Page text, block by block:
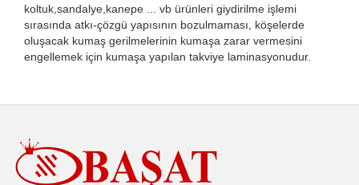
koltuk,sandalye,kanepe ... vb ürünleri giydirilme işlemi
sırasında atkı-çözgü yapısının bozulmaması, köşelerde
oluşacak kumaş gerilmelerinin kumaşa zarar vermesini
engellemek için kumaşa yapılan takviye laminasyonudur.